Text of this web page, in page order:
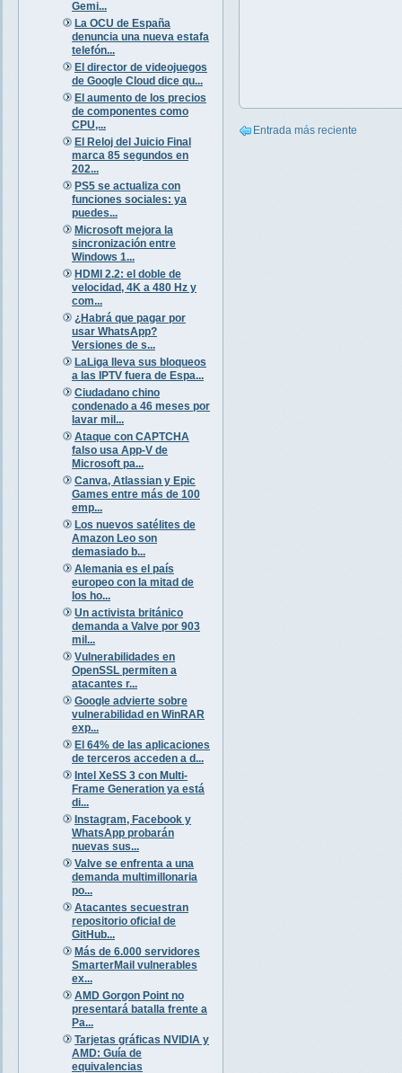
Gemi...
La OCU de España
denuncia una nueva estafa
telefón...
El director de videojuegos
de Google Cloud dice qu...
El aumento de los precios
de componentes como
CPU,...
El Reloj del Juicio Final
marca 85 segundos en
202...
PS5 se actualiza con
funciones sociales: ya
puedes...
Microsoft mejora la
sincronización entre
Windows 1...
HDMI 2.2: el doble de
velocidad, 4K a 480 Hz y
com...
¿Habrá que pagar por
usar WhatsApp?
Versiones de s...
LaLiga lleva sus bloqueos
a las IPTV fuera de Espa...
Ciudadano chino
condenado a 46 meses por
lavar mil...
Ataque con CAPTCHA
falso usa App-V de
Microsoft pa...
Canva, Atlassian y Epic
Games entre más de 100
emp...
Los nuevos satélites de
Amazon Leo son
demasiado b...
Alemania es el país
europeo con la mitad de
los ho...
Un activista británico
demanda a Valve por 903
mil...
Vulnerabilidades en
OpenSSL permiten a
atacantes r...
Google advierte sobre
vulnerabilidad en WinRAR
exp...
El 64% de las aplicaciones
de terceros acceden a d...
Intel XeSS 3 con Multi-
Frame Generation ya está
di...
Instagram, Facebook y
WhatsApp probarán
nuevas sus...
Valve se enfrenta a una
demanda multimillonaria
po...
Atacantes secuestran
repositorio oficial de
GitHub...
Más de 6.000 servidores
SmarterMail vulnerables
ex...
AMD Gorgon Point no
presentará batalla frente a
Pa...
Tarjetas gráficas NVIDIA y
AMD: Guía de
equivalencias
Entrada más reciente